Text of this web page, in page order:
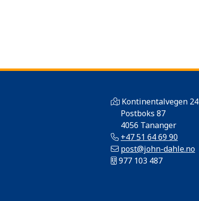
Kontinentalvegen 24
Postboks 87
4056 Tananger
+47 51 64 69 90
post@john-dahle.no
977 103 487